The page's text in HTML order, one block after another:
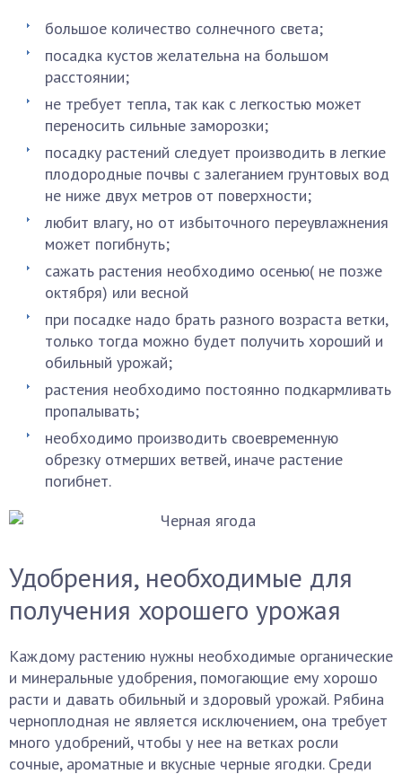
большое количество солнечного света;
посадка кустов желательна на большом
расстоянии;
не требует тепла, так как с легкостью может
переносить сильные заморозки;
посадку растений следует производить в легкие
плодородные почвы с залеганием грунтовых вод
не ниже двух метров от поверхности;
любит влагу, но от избыточного переувлажнения
может погибнуть;
сажать растения необходимо осенью( не позже
октября) или весной
при посадке надо брать разного возраста ветки,
только тогда можно будет получить хороший и
обильный урожай;
растения необходимо постоянно подкармливать
пропалывать;
необходимо производить своевременную
обрезку отмерших ветвей, иначе растение
погибнет.
Удобрения, необходимые для
получения хорошего урожая
Каждому растению нужны необходимые органические
и минеральные удобрения, помогающие ему хорошо
расти и давать обильный и здоровый урожай. Рябина
черноплодная не является исключением, она требует
много удобрений, чтобы у нее на ветках росли
сочные, ароматные и вкусные черные ягодки. Среди